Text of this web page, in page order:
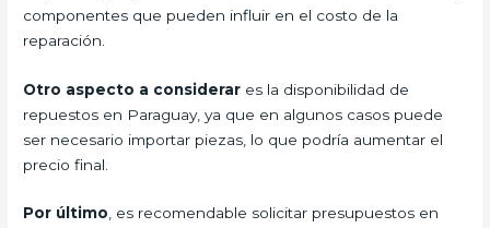
componentes que pueden influir en el costo de la
reparación.
Otro aspecto a considerar es la disponibilidad de
repuestos en Paraguay, ya que en algunos casos puede
ser necesario importar piezas, lo que podría aumentar el
precio final.
Por último, es recomendable solicitar presupuestos en